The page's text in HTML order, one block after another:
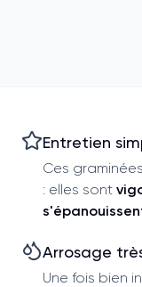
Entretien
Ces graminées
: elles sont
Arrosage
Une fois bien